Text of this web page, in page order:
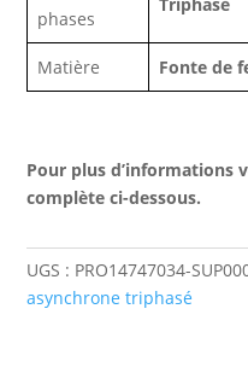
phases
Matière Fonte de
Pour plus d’informations
complète ci-dessous.
UGS : PRO14747034-
asynchrone triphasé